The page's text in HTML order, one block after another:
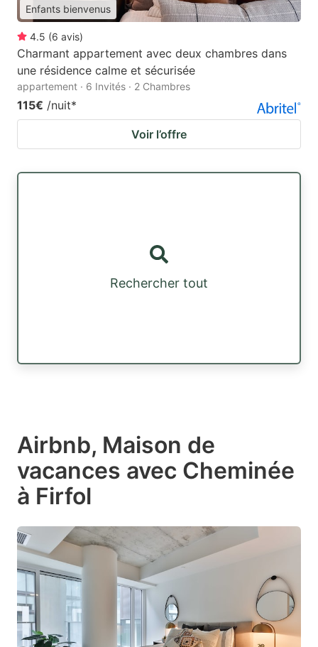
Enfants bienvenus
4.5 (6 avis)
Charmant appartement avec deux chambres dans
une résidence calme et sécurisée
appartement · 6 Invités · 2 Chambres
115€ /nuit*
Voir l’offre
Rechercher tout
Airbnb, Maison de
vacances avec Cheminée
à Firfol